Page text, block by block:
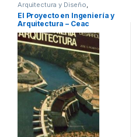
Arquitectura y Diseño,
Arquitectura y Urbanismo
Ingeniería,Ingeniería Civil,
Profesionales y tecnicos
El Proyecto en Ingeniería y
Arquitectura – Ceac